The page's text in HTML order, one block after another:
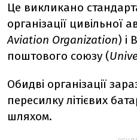
Це викликано
організації цивільної
Aviation Organization) і
поштового союзу (
Обидві організації
пересилку літієвих
шляхом.